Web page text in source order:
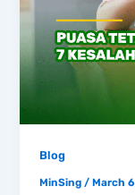
Blog
MinSing/March